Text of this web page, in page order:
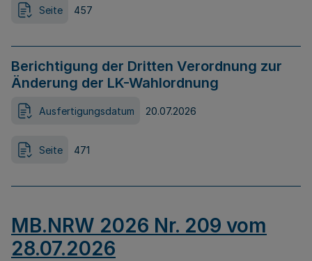
Seite 457
Berichtigung der Dritten Verordnung zur
Änderung der LK-Wahlordnung
Ausfertigungsdatum 20.07.2026
Seite 471
MB.NRW 2026 Nr. 209 vom
28.07.2026